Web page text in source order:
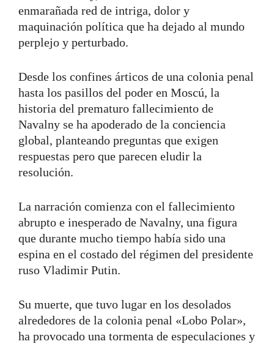
enmarañada red de intriga, dolor y
maquinación política que ha dejado al mundo
perplejo y perturbado.
Desde los confines árticos de una colonia penal
hasta los pasillos del poder en Moscú, la
historia del prematuro fallecimiento de
Navalny se ha apoderado de la conciencia
global, planteando preguntas que exigen
respuestas pero que parecen eludir la
resolución.
La narración comienza con el fallecimiento
abrupto e inesperado de Navalny, una figura
que durante mucho tiempo había sido una
espina en el costado del régimen del presidente
ruso Vladimir Putin.
Su muerte, que tuvo lugar en los desolados
alrededores de la colonia penal «Lobo Polar»,
ha provocado una tormenta de especulaciones y